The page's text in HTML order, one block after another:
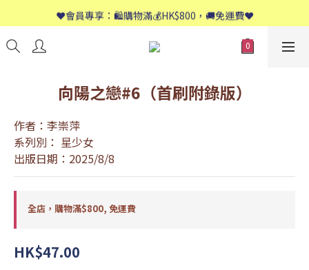
📱歡迎WhatsApp查詢：9558 8661
❤️會員專享：🛍購物滿💰HK$800，🚚免運費❤️
📱歡迎WhatsApp查詢：9558 8661
向陽之戀#6（首刷附錄版）
作者：李崇萍
系列別： 星少女
出版日期：2025/8/8
全店，購物滿$800, 免運費
HK$47.00